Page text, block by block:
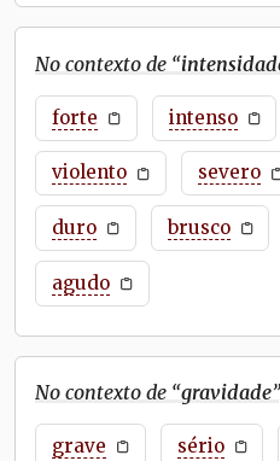
No contexto de “
forte intenso
violento severo
duro brusco
agudo
No contexto de “gravidade”
grave sério